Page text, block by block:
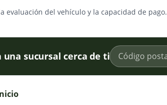
evaluación del vehículo y la capacidad de pago.
una sucursal cerca de ti